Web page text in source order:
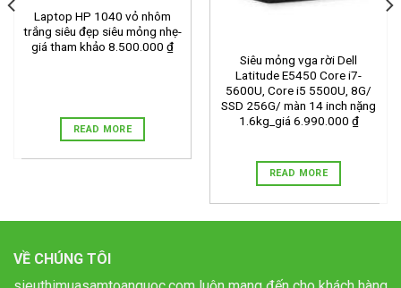
Laptop HP 1040 vỏ nhôm
trắng siêu đẹp siêu mỏng nhẹ-
giá tham khảo 8.500.000 ₫
READ MORE
Siêu mỏng vga rời Dell
Latitude E5450 Core i7-
5600U, Core i5 5500U, 8G/
SSD 256G/ màn 14 inch nặng
1.6kg_giá 6.990.000 ₫
READ MORE
VỀ CHÚNG TÔI